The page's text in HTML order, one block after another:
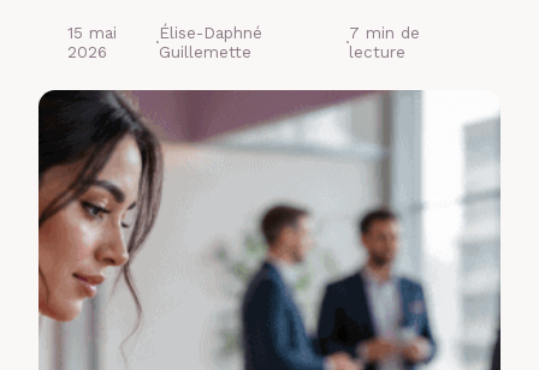
15 mai
2026
·Élise-Daphné
Guillemette
·7 min de
lecture